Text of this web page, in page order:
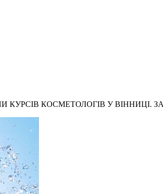
КОСМЕТОЛОГІВ У ВІННИЦІ.